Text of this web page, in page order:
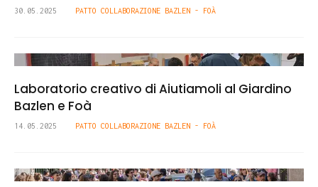
30.05.2025 PATTO COLLABORAZIONE BAZLEN - FOÀ
Laboratorio creativo di Aiutiamoli al Giardino
Bazlen e Foà
14.05.2025 PATTO COLLABORAZIONE BAZLEN - FOÀ